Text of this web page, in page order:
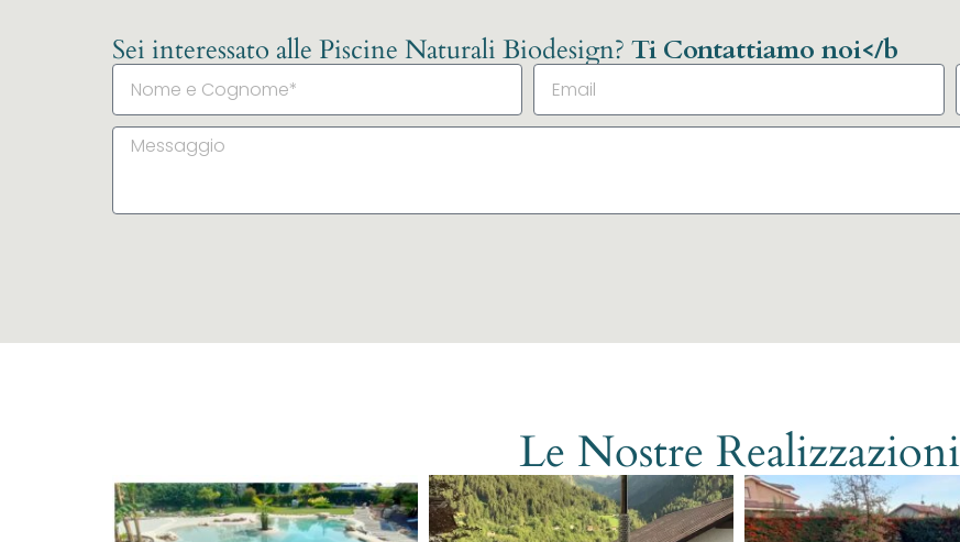
Sei interessato alle Piscine Naturali Biodesign? Ti Contattiamo noi</b
Le Nostre Realizzazioni